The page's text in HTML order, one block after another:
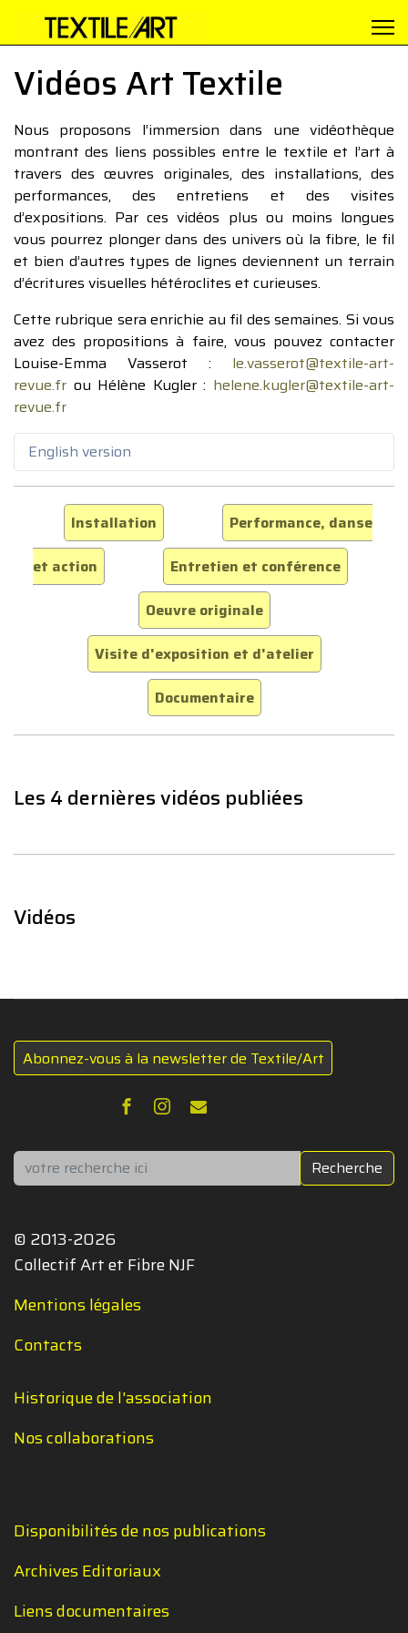
Vidéos Art Textile
Nous proposons l’immersion dans une vidéothèque
montrant des liens possibles entre le textile et l’art à
travers des œuvres originales, des installations, des
performances, des entretiens et des visites
d’expositions. Par ces vidéos plus ou moins longues
vous pourrez plonger dans des univers où la fibre, le fil
et bien d’autres types de lignes deviennent un terrain
d’écritures visuelles hétéroclites et curieuses.
Cette rubrique sera enrichie au fil des semaines. Si vous
avez des propositions à faire, vous pouvez contacter
Louise-Emma Vasserot : le.vasserot@textile-art-
revue.fr ou Hélène Kugler : helene.kugler@textile-art-
revue.fr
English version
Installation
Performance, danse
et action
Entretien et conférence
Oeuvre originale
Visite d'exposition et d'atelier
Documentaire
Les 4 dernières vidéos publiées
Vidéos
Abonnez-vous à la newsletter de Textile/Art
Rechercher Recherche
© 2013-2026
Collectif Art et Fibre NJF
Mentions légales
Contacts
Historique de l'association
Nos collaborations
Disponibilités de nos publications
Archives Editoriaux
Liens documentaires